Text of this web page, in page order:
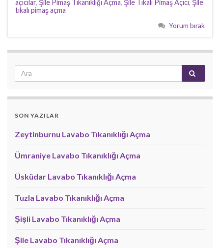
açıcılar, Şile Pimaş Tıkanıklığı Açma, Şile Tıkalı Pimaş Açıcı, Şile
tıkalı pimaş açma
Yorum bırak
SON YAZILAR
Zeytinburnu Lavabo Tıkanıklığı Açma
Ümraniye Lavabo Tıkanıklığı Açma
Üsküdar Lavabo Tıkanıklığı Açma
Tuzla Lavabo Tıkanıklığı Açma
Şişli Lavabo Tıkanıklığı Açma
Şile Lavabo Tıkanıklığı Açma